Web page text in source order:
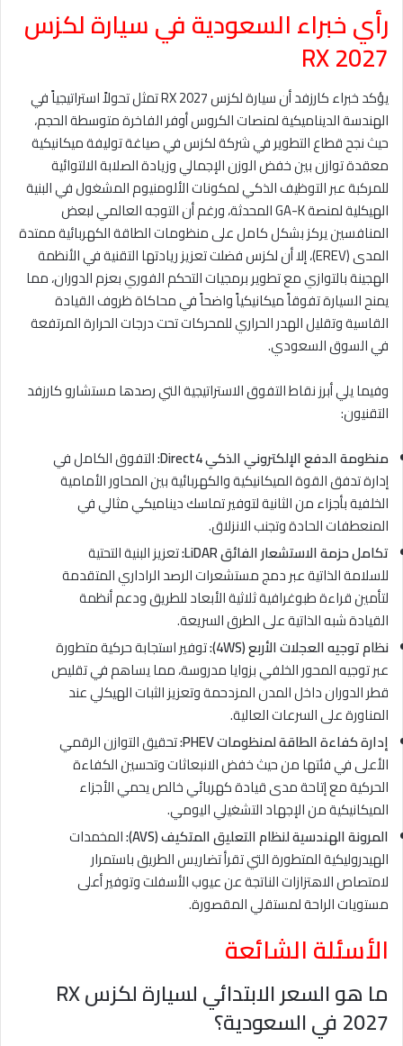
رأي خبراء السعودية في سيارة لكزس
RX 2027
يؤكد خبراء كارزفد أن سيارة لكزس RX 2027 تمثل تحولاً استراتيجياً في
الهندسة الديناميكية لمنصات الكروس أوفر الفاخرة متوسطة الحجم،
حيث نجح قطاع التطوير في شركة لكزس في صياغة توليفة ميكانيكية
معقدة توازن بين خفض الوزن الإجمالي وزيادة الصلابة الالتوائية
للمركبة عبر التوظيف الذكي لمكونات الألومنيوم المشغول في البنية
الهيكلية لمنصة GA-K المحدثة، ورغم أن التوجه العالمي لبعض
المنافسين يركز بشكل كامل على منظومات الطاقة الكهربائية ممتدة
المدى (EREV)، إلا أن لكزس فضلت تعزيز ريادتها التقنية في الأنظمة
الهجينة بالتوازي مع تطوير برمجيات التحكم الفوري بعزم الدوران، مما
يمنح السيارة تفوقاً ميكانيكياً واضحاً في محاكاة ظروف القيادة
القاسية وتقليل الهدر الحراري للمحركات تحت درجات الحرارة المرتفعة
في السوق السعودي.
وفيما يلي أبرز نقاط التفوق الاستراتيجية التي رصدها مستشارو كارزفد
التقنيون:
منظومة الدفع الإلكتروني الذكي Direct4:
التفوق الكامل في
إدارة تدفق القوة الميكانيكية والكهربائية بين المحاور الأمامية
الخلفية بأجزاء من الثانية لتوفير تماسك ديناميكي مثالي في
المنعطفات الحادة وتجنب الانزلاق.
تكامل حزمة الاستشعار الفائق LiDAR:
تعزيز البنية التحتية
للسلامة الذاتية عبر دمج مستشعرات الرصد الراداري المتقدمة
لتأمين قراءة طبوغرافية ثلاثية الأبعاد للطريق ودعم أنظمة
القيادة شبه الذاتية على الطرق السريعة.
نظام توجيه العجلات الأربع (4WS):
توفير استجابة حركية متطورة
عبر توجيه المحور الخلفي بزوايا مدروسة، مما يساهم في تقليص
قطر الدوران داخل المدن المزدحمة وتعزيز الثبات الهيكلي عند
المناورة على السرعات العالية.
إدارة كفاءة الطاقة لمنظومات PHEV:
تحقيق التوازن الرقمي
الأعلى في فئتها من حيث خفض الانبعاثات وتحسين الكفاءة
الحركية مع إتاحة مدى قيادة كهربائي خالص يحمي الأجزاء
الميكانيكية من الإجهاد التشغيلي اليومي.
المرونة الهندسية لنظام التعليق المتكيف (AVS):
المخمدات
الهيدروليكية المتطورة التي تقرأ تضاريس الطريق باستمرار
لامتصاص الاهتزازات الناتجة عن عيوب الأسفلت وتوفير أعلى
مستويات الراحة لمستقلي المقصورة.
الأسئلة الشائعة
ما هو السعر الابتدائي لسيارة لكزس RX
2027 في السعودية؟